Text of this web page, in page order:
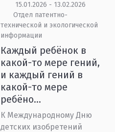
15.01.2026 - 13.02.2026
Отдел патентно-
технической и экологической
информации
Каждый ребёнок в
какой-то мере гений,
и каждый гений в
какой-то мере
ребёно...
К Международному Дню
детских изобретений